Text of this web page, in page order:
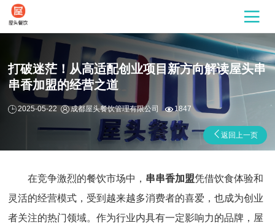
返回上一页
打破迷茫！从高适配创业项目新方向解读屋头串
串香加盟的经营之道
2025-05-22 成都屋头餐饮管理有限公司 1847
在竞争激烈的餐饮市场中， 串串香加盟凭借饮食体验和
灵活的经营模式，受到越来越多消费者的喜爱，也成为创业
者关注的热门领域。作为行业内具有一定影响力的品牌，屋